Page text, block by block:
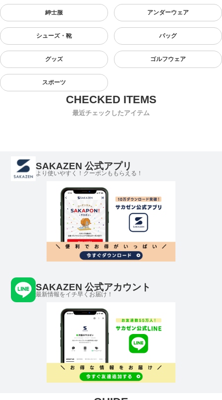
紳士服 アンダーウェア
シューズ・靴 バッグ
グッズ ゴルフウェア
スポーツ
最近チェックしたアイテム
SAKAZEN 公式アプリ
より使いやすく！クーポンももらえる！
SAKAZEN 公式アカウント
最新情報をイチ早くお届け！